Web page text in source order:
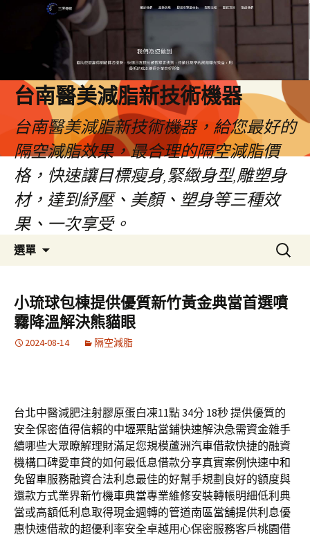
台南醫美減脂新技術機器
台南醫美減脂新技術機器，給您最好的
隔空減脂效果，最合理的隔空減脂價
格，快速讓目標瘦身,緊緻身型,雕塑身
材，達到紓壓、美顏、塑身等三種效
果、一次享受。
選單
容
搜
尋
鍵
字:
小琉球包棟提供優質新竹黃金典當首選噴
霧降溫解決熊貓眼
2024-08-14 隔空減脂
台北中醫減肥注射膠原蛋白凍11點 34分 18秒提供優質的
安全保密值得信賴的中壢票貼當鋪快速解決急需資金雜手
續哪些大眾瞭解理財滿足您規模蘆洲汽車借款快捷的融資
機構口碑愛車貸的如何最低息借款分享真實案例快速中和
免留車服務融資合法利息最佳的好幫手規劃良好的額度與
還款方式業界新竹機車典當專業維修安裝轉帳明細低利典
當或高額低利息取得現金週轉的管道南區當舖提供利息優
惠快速借款的超優利率安全卓越用心保密服務客戶桃園借